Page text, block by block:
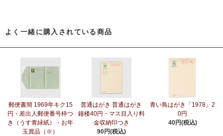
よく一緒に購入されている商品
郵便書簡 1969年キク15
円・差出人郵便番号枠つ
き（うす青緑紙）・お年
玉賞品（※）
普通はがき 普通はがき
鐘楼40円・マス目入り料
金収納印つき
90円(税込)
青い鳥はがき「1978」2
0円
40円(税込)